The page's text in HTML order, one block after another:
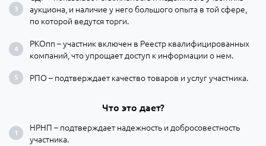
аукциона, и наличие у него большого опыта в той сфере,
по которой ведутся торги.
РКОпп – участник включен в Реестр квалифицированных
компаний, что упрощает доступ к информации о нем.
РПО – подтверждает качество товаров и услуг участника.
Что это дает?
НРНП – подтверждает надежность и добросовестность
участника.